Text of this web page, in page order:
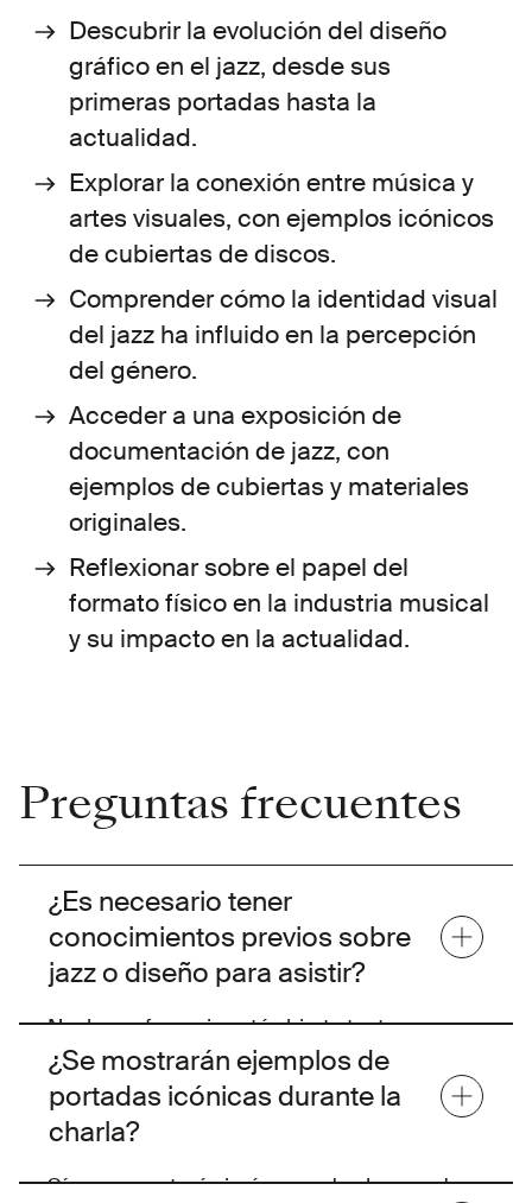
Descubrir la evolución del diseño
gráfico en el jazz, desde sus
primeras portadas hasta la
actualidad.
Explorar la conexión entre música y
artes visuales, con ejemplos icónicos
de cubiertas de discos.
Comprender cómo la identidad visual
del jazz ha influido en la percepción
del género.
Acceder a una exposición de
documentación de jazz, con
ejemplos de cubiertas y materiales
originales.
Reflexionar sobre el papel del
formato físico en la industria musical
y su impacto en la actualidad.
Preguntas frecuentes
¿Es necesario tener
conocimientos previos sobre
jazz o diseño para asistir?
No, la conferencia está abierta tanto a
amantes del jazz como a cualquier persona
interesada en el arte y el diseño gráfico.
¿Se mostrarán ejemplos de
portadas icónicas durante la
charla?
Sí, se presentarán imágenes de algunos de